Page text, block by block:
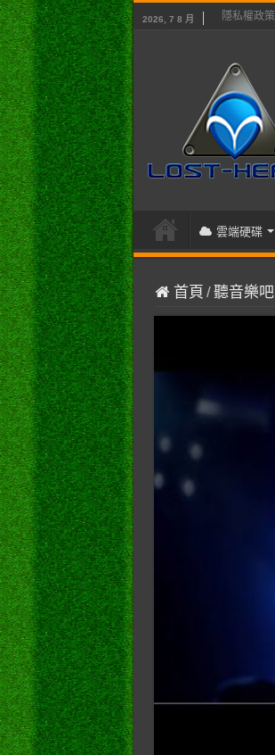
2026, 7 8 月 隱私權政策
雲端硬碟
首頁 /聽音樂吧